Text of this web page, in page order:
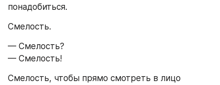
понадобиться.
Смелость.
— Смелость?
— Смелость!
Смелость, чтобы прямо смотреть в лицо